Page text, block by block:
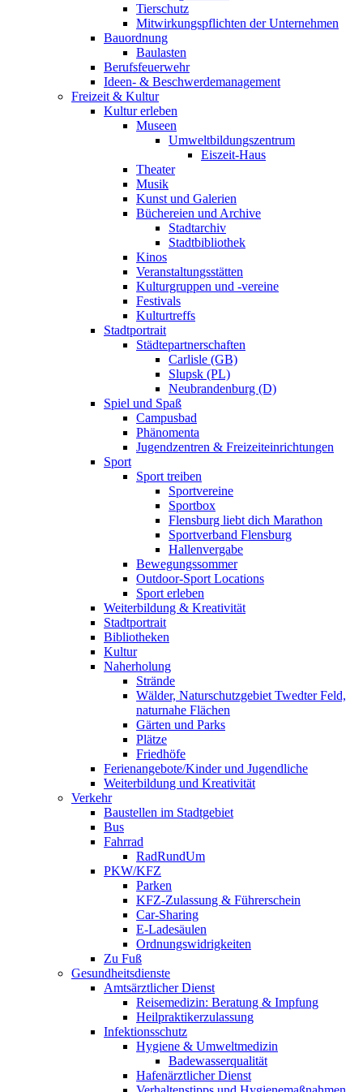
Tierschutz
Mitwirkungspflichten der Unternehmen
Bauordnung
Baulasten
Berufsfeuerwehr
Ideen- & Beschwerdemanagement
Freizeit & Kultur
Kultur erleben
Museen
Umweltbildungszentrum
Eiszeit-Haus
Theater
Musik
Kunst und Galerien
Büchereien und Archive
Stadtarchiv
Stadtbibliothek
Kinos
Veranstaltungsstätten
Kulturgruppen und -vereine
Festivals
Kulturtreffs
Stadtportrait
Städtepartnerschaften
Carlisle (GB)
Slupsk (PL)
Neubrandenburg (D)
Spiel und Spaß
Campusbad
Phänomenta
Jugendzentren & Freizeiteinrichtungen
Sport
Sport treiben
Sportvereine
Sportbox
Flensburg liebt dich Marathon
Sportverband Flensburg
Hallenvergabe
Bewegungssommer
Outdoor-Sport Locations
Sport erleben
Weiterbildung & Kreativität
Stadtportrait
Bibliotheken
Kultur
Naherholung
Strände
Wälder, Naturschutzgebiet Twedter Feld,
naturnahe Flächen
Gärten und Parks
Plätze
Friedhöfe
Ferienangebote/Kinder und Jugendliche
Weiterbildung und Kreativität
Verkehr
Baustellen im Stadtgebiet
Bus
Fahrrad
RadRundUm
PKW/KFZ
Parken
KFZ-Zulassung & Führerschein
Car-Sharing
E-Ladesäulen
Ordnungswidrigkeiten
Zu Fuß
Gesundheitsdienste
Amtsärztlicher Dienst
Reisemedizin: Beratung & Impfung
Heilpraktikerzulassung
Infektionsschutz
Hygiene & Umweltmedizin
Badewasserqualität
Hafenärztlicher Dienst